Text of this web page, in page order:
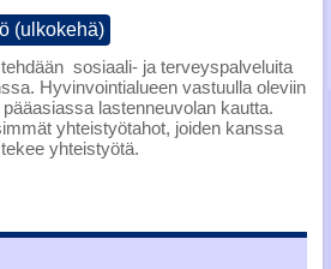
(ulkokehä)
sosiaali- ja terveyspalveluita
Hyvinvointialueen vastuulla oleviin
lastenneuvolan kautta.
yhteistyötahot, joiden kanssa
yhteistyötä.